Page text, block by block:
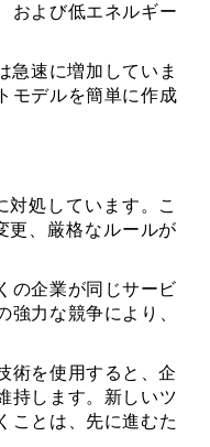
および低エネルギー
急速に増加していま
モデルを簡単に作成
対処しています。こ
更、厳格なルールが
の企業が同じサービ
強力な競争により、
術を使用すると、企
持します。新しいツ
ことは、先に進むた